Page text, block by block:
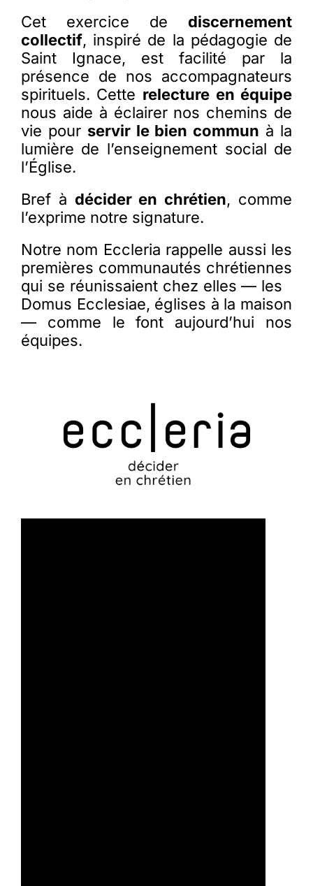
Cet exercice de discernement
collectif, inspiré de la pédagogie de
Saint Ignace, est facilité par la
présence de nos accompagnateurs
spirituels. Cette relecture en équipe
nous aide à éclairer nos chemins de
vie pour servir le bien commun à la
lumière de l’enseignement social de
l’Église.
Bref à décider en chrétien, comme
l’exprime notre signature.
Notre nom Eccleria rappelle aussi les
premières communautés chrétiennes
qui se réunissaientchez elles — les
Domus Ecclesiae, églises à la maison
— comme le font aujourd’hui nos
équipes.